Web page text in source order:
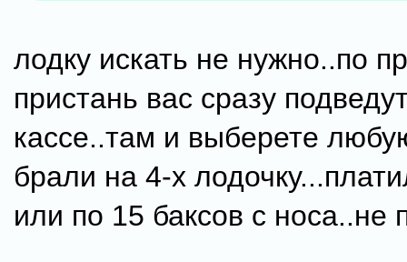
лодку искать не нужно..по
пристань вас сразу
кассе..там и выберете
брали на 4-х
или по 15 баксов с носа..не